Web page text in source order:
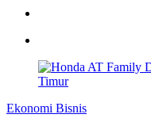
Ekonomi Bisnis